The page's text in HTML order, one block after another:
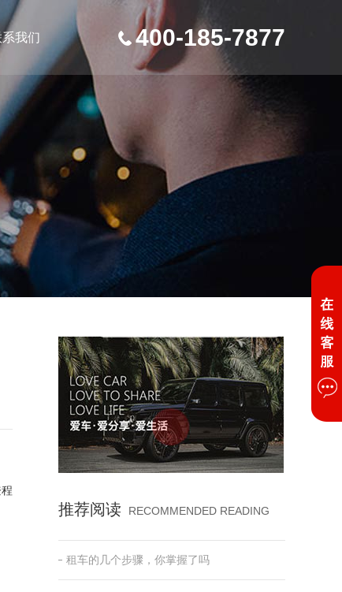
我们 400-185-7877
推荐阅读 RECOMMENDED READING
租车的几个步骤，你掌握了吗